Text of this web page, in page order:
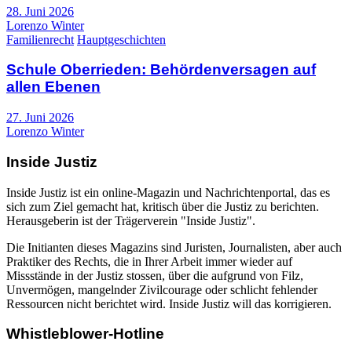
28. Juni 2026
Lorenzo Winter
Familienrecht Hauptgeschichten
Schule Oberrieden: Behördenversagen auf
allen Ebenen
27. Juni 2026
Lorenzo Winter
Inside Justiz
Inside Justiz ist ein online-Magazin und Nachrichtenportal, das es
sich zum Ziel gemacht hat, kritisch über die Justiz zu berichten.
Herausgeberin ist der Trägerverein "Inside Justiz".
Die Initianten dieses Magazins sind Juristen, Journalisten, aber auch
Praktiker des Rechts, die in Ihrer Arbeit immer wieder auf
Missstände in der Justiz stossen, über die aufgrund von Filz,
Unvermögen, mangelnder Zivilcourage oder schlicht fehlender
Ressourcen nicht berichtet wird. Inside Justiz will das korrigieren.
Whistleblower-Hotline